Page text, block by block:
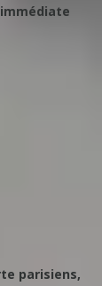
parisiens,